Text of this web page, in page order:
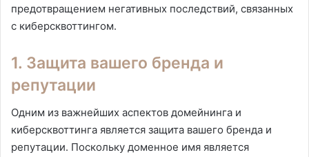
предотвращением негативных последствий, связанных
с киберсквоттингом.
1. Защита вашего бренда и
репутации
Одним из важнейших аспектов домейнинга и
киберсквоттинга является защита вашего бренда и
репутации. Поскольку доменное имя является